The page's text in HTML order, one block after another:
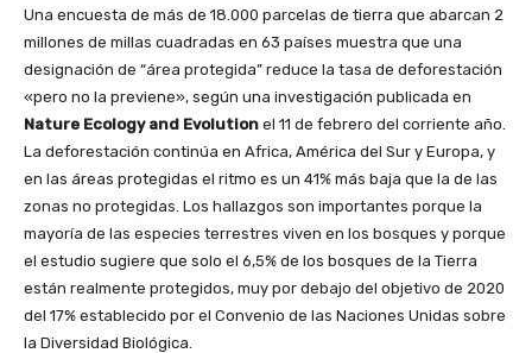
Una encuesta de más de 18.000 parcelas de tierra que abarcan 2
millones de millas cuadradas en 63 países muestra que una
designación de “área protegida” reduce la tasa de deforestación
«pero no la previene», según una investigación publicada en
Nature Ecology and Evolution el 11 de febrero del corriente año.
La deforestación continúa en Africa, América del Sur y Europa, y
en las áreas protegidas el ritmo es un 41% más baja que la de las
zonas no protegidas. Los hallazgos son importantes porque la
mayoría de las especies terrestres viven en los bosques y porque
el estudio sugiere que solo el 6,5% de los bosques de la Tierra
están realmente protegidos, muy por debajo del objetivo de 2020
del 17% establecido por el Convenio de las Naciones Unidas sobre
la Diversidad Biológica.